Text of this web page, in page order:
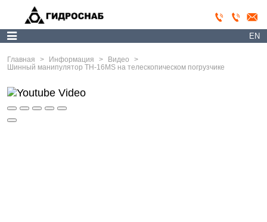
EN
Главная > Информация > Видео
>
Шинный манипулятор TH-16MS на телескопическом погрузчике